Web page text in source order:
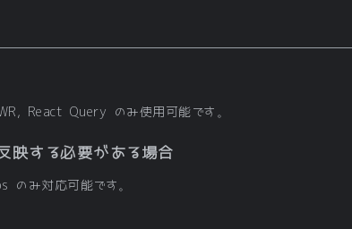
React Query のみ使用可能です。
映する必要がある場合
み対応可能です。